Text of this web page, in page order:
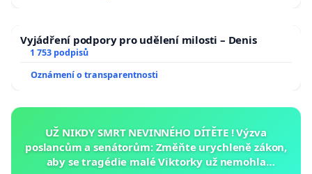
Vyjádření podpory pro udělení milosti – Denis
1 753 podpisů
Oznámení o transparentnosti
UŽ NIKDY SMRT NEVINNÉHO DÍTĚTE ! Výzva
poslancům a senátorům: Změňte urychleně zákon,
aby se tragédie malé Viktorky už nemohla